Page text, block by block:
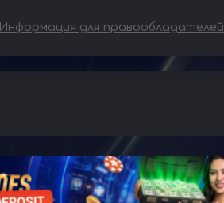
Информация для правообладателей